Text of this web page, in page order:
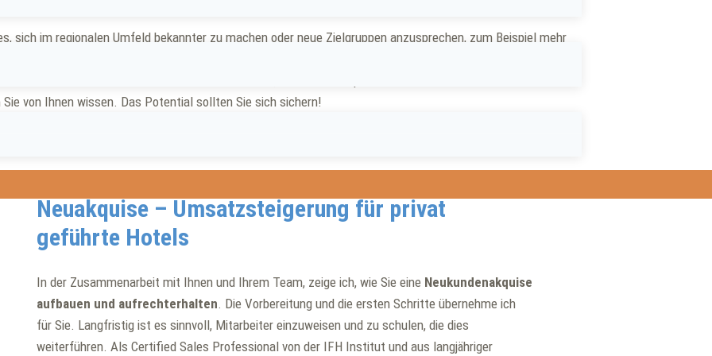
sich im regionalen Umfeld bekannter zu machen oder neue Zielgruppen anzusprechen, zum Beispiel mehr
werden? Oft fehlen die Zeit und die Mitarbeiter, die Kundenakquise umzusetzen.
von Ihnen wissen. Das Potential sollten Sie sich sichern!
Neuakquise – Umsatzsteigerung für privat
geführte Hotels
In der Zusammenarbeit mit Ihnen und Ihrem Team, zeige ich, wie Sie eine Neukundenakquise
aufbauen und aufrechterhalten . Die Vorbereitung und die ersten Schritte übernehme ich
für Sie. Langfristig ist es sinnvoll, Mitarbeiter einzuweisen und zu schulen, die dies
weiterführen. Als Certified Sales Professional von der IFH Institut und aus langjähriger